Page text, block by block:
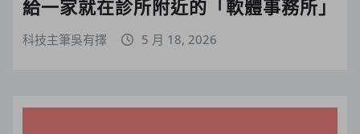
給一家就在診所附近的「軟體事務所」
科技主筆吳有擇 5 月 18, 2026